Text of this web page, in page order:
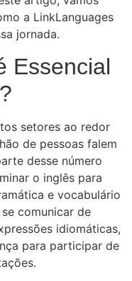
a LinkLanguages
jornada.
Essencial
setores ao redor
de pessoas falem
desse número
o inglês para
e vocabulário
comunicar de
idiomáticas,
para participar de